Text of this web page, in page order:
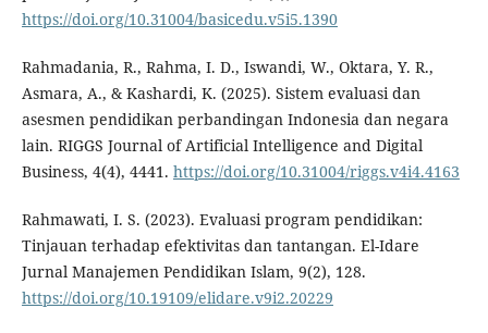
https://doi.org/10.31004/basicedu.v5i5.1390
Rahmadania, R., Rahma, I. D., Iswandi, W., Oktara, Y. R.,
Asmara, A., & Kashardi, K. (2025). Sistem evaluasi dan
asesmen pendidikan perbandingan Indonesia dan negara
lain. RIGGS Journal of Artificial Intelligence and Digital
Business, 4(4), 4441. https://doi.org/10.31004/riggs.v4i4.4163
Rahmawati, I. S. (2023). Evaluasi program pendidikan:
Tinjauan terhadap efektivitas dan tantangan. El-Idare
Jurnal Manajemen Pendidikan Islam, 9(2), 128.
https://doi.org/10.19109/elidare.v9i2.20229